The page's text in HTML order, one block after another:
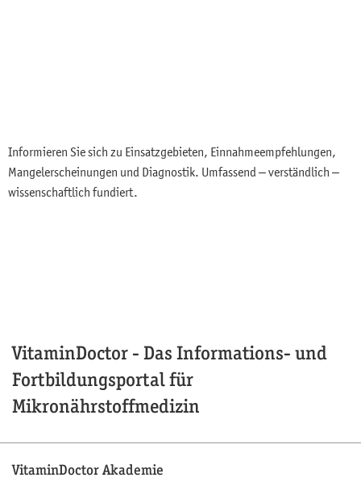
Informieren Sie sich zu Einsatzgebieten, Einnahmeempfehlungen,
Mangelerscheinungen und Diagnostik. Umfassend – verständlich –
wissenschaftlich fundiert.
VitaminDoctor - Das Informations- und
Fortbildungsportal für
Mikronährstoffmedizin
VitaminDoctor Akademie